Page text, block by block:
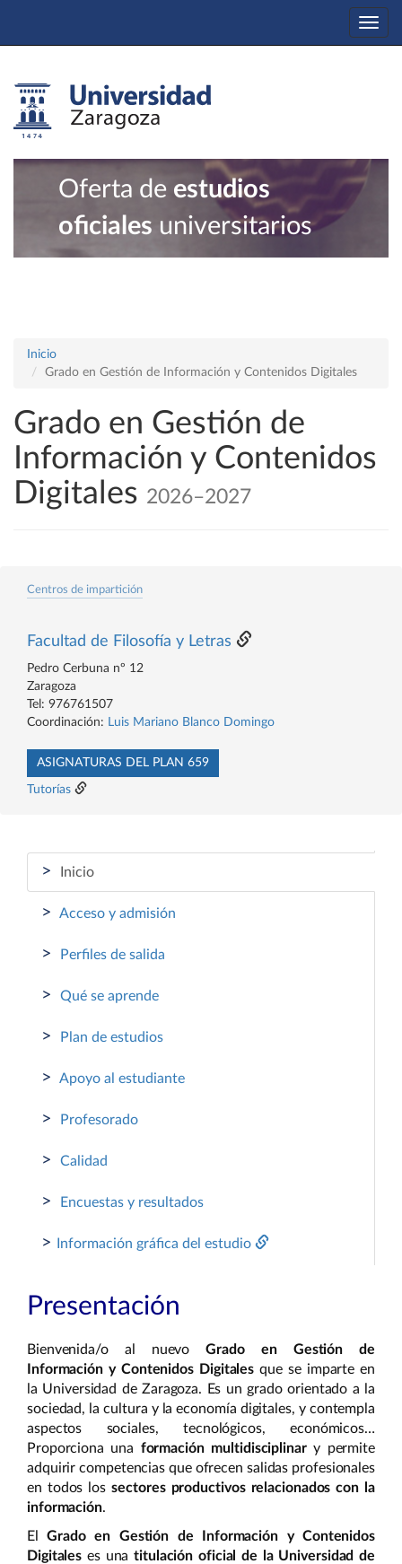
Oferta de estudios
oficiales universitarios
Inicio
Grado en Gestión de Información y Contenidos Digitales
Grado en Gestión de
Información y Contenidos
Digitales 2026–2027
Centros de impartición
Facultad de Filosofía y Letras
Pedro Cerbuna nº 12
Zaragoza
Tel: 976761507
Coordinación: Luis Mariano Blanco Domingo
ASIGNATURAS DEL PLAN 659
Tutorías
> Inicio
> Acceso y admisión
> Perfiles de salida
> Qué se aprende
> Plan de estudios
> Apoyo al estudiante
> Profesorado
> Calidad
> Encuestas y resultados
> Información gráfica del estudio
Presentación
Bienvenida/o al nuevoGrado en Gestión de
Información y Contenidos Digitales que se imparte en
la Universidad de Zaragoza. Es un grado orientado a la
sociedad, la cultura y la economía digitales, y contempla
aspectos sociales, tecnológicos, económicos…
Proporciona una formación multidisciplinary permite
adquirir competencias que ofrecen salidas profesionales
en todos lossectores productivos relacionados con la
información.
ElGrado en Gestión de Información y Contenidos
Digitales es unatitulación oficial de la Universidad de